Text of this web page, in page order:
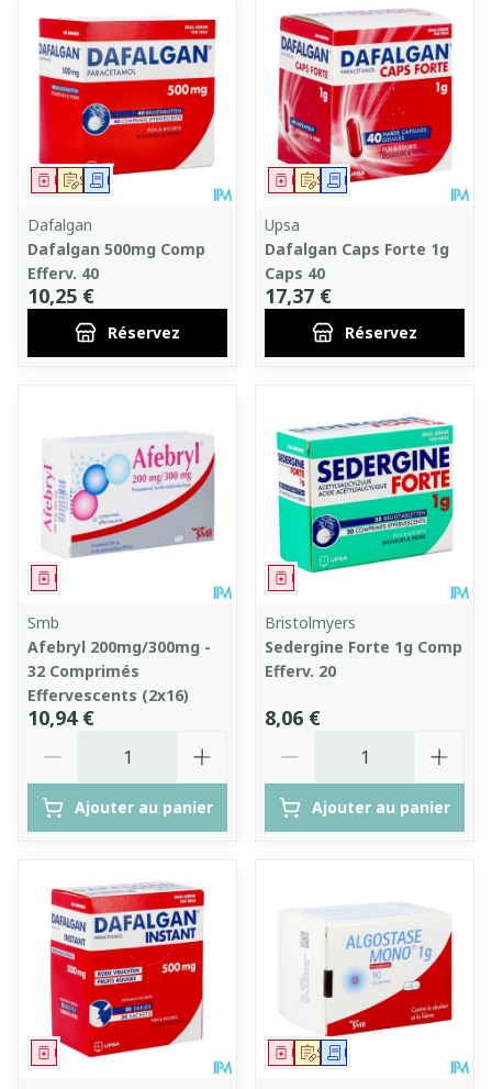
Sur prescription
MédicamentDemande écrite
Dafalgan
Dafalgan 500mg Comp
Efferv. 40
10,25 €
Réservez
Sur prescription
MédicamentDemande écrite
Upsa
Dafalgan Caps Forte 1g
Caps 40
17,37 €
Réservez
Médicament
Smb
Afebryl 200mg/300mg -
32 Comprimés
Effervescents (2x16)
10,94 €
Ajouter au panier
Médicament
Bristolmyers
Sedergine Forte 1g Comp
Efferv. 20
8,06 €
Ajouter au panier
Médicament Sur prescription
MédicamentDemande écrite